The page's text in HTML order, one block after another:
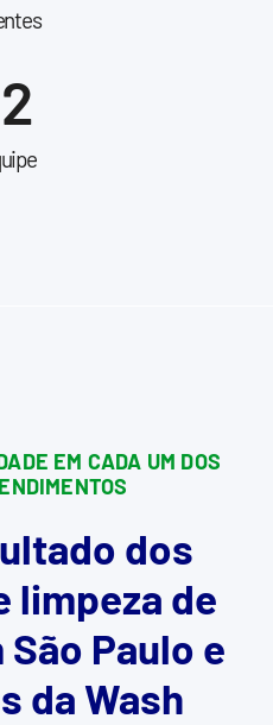
EM CADA UM DOS
dos
limpeza de
Paulo e
da Wash